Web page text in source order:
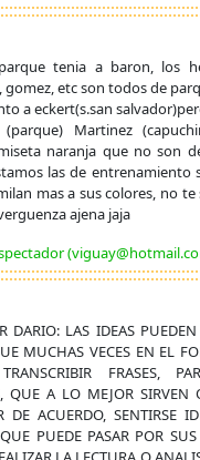
tenia a baron, los
gomez, etc son todos de
a eckert(s.san
(parque) Martinez
naranja que no son
las de entrenamiento
mas a sus colores, no
ajena jaja
DARIO: LAS IDEAS
MUCHAS VECES EN EL
FRASES,
QUE A LO MEJOR
DE ACUERDO, SENTIRSE
PUEDE PASAR POR